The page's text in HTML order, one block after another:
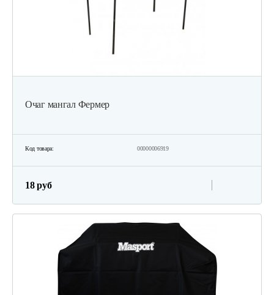
Очаг мангал Фермер
Код товара: 00000006919
18 руб